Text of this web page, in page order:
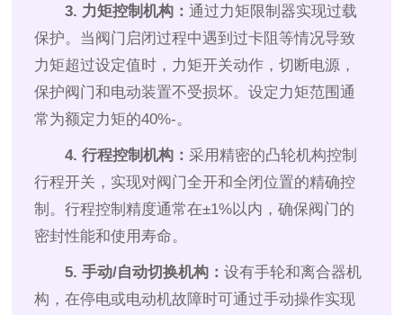
3. 力矩控制机构：通过力矩限制器实现过载
保护。当阀门启闭过程中遇到过卡阻等情况导致
力矩超过设定值时，力矩开关动作，切断电源，
保护阀门和电动装置不受损坏。设定力矩范围通
常为额定力矩的40%-。
4. 行程控制机构： 采用精密的凸轮机构控制
行程开关，实现对阀门全开和全闭位置的精确控
制。行程控制精度通常在±1%以内，确保阀门的
密封性能和使用寿命。
5. 手动/自动切换机构：设有手轮和离合器机
构，在停电或电动机故障时可通过手动操作实现